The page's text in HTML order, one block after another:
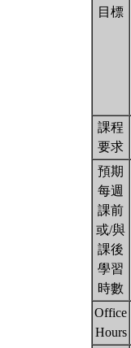
目標
課程
要求
預期
每週
課前
或/與
課後
學習
時數
Office
Hours